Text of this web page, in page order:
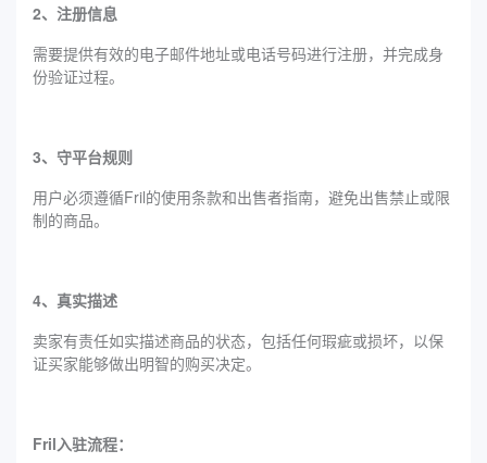
2、注册信息
需要提供有效的电子邮件地址或电话号码进行注册，并完成身
份验证过程。
3、守平台规则
用户必须遵循Fril的使用条款和出售者指南，避免出售禁止或限
制的商品。
4、真实描述
卖家有责任如实描述商品的状态，包括任何瑕疵或损坏，以保
证买家能够做出明智的购买决定。
Fril入驻流程：